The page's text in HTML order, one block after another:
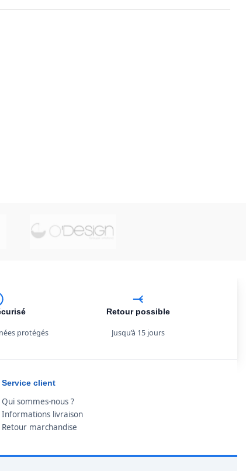
protégés
Retour possible
Jusqu’à 15 jours
Service client
Qui sommes-nous ?
Informations livraison
Retour marchandise